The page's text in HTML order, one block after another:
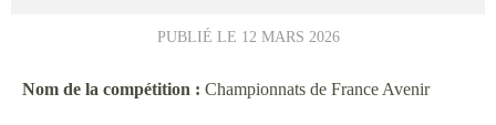
PUBLIÉ LE 12 MARS 2026
Nom de la compétition : Championnats de France Avenir